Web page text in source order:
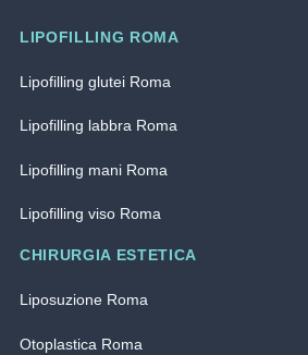
LIPOFILLING ROMA
Lipofilling glutei Roma
Lipofilling labbra Roma
Lipofilling mani Roma
Lipofilling viso Roma
CHIRURGIA ESTETICA
Liposuzione Roma
Otoplastica Roma